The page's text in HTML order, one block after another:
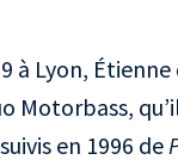
à Lyon,
Motorbass,
en 1996 de